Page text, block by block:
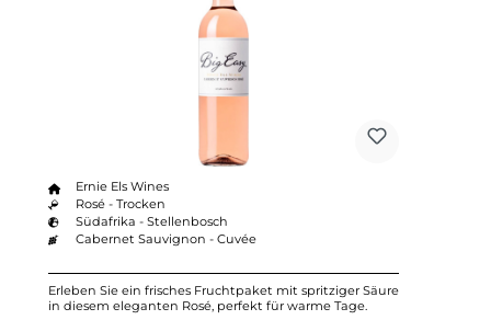
Ernie Els Wines
Rosé - Trocken
Südafrika - Stellenbosch
Cabernet Sauvignon - Cuvée
Erleben Sie ein frisches Fruchtpaket mit spritziger Säure
in diesem eleganten Rosé, perfekt für warme Tage.